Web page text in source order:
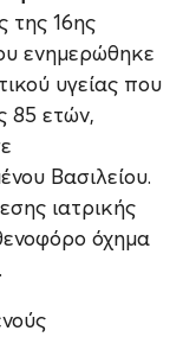
της 16ης
ενημερώθηκε
υγείας που
85 ετών,
Βασιλείου.
ιατρικής
όχημα